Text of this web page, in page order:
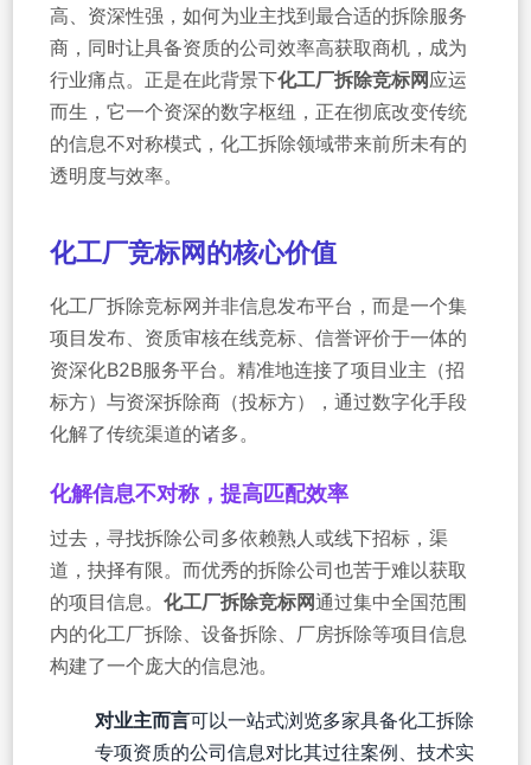
高、资深性强，如何为业主找到最合适的拆除服务
商，同时让具备资质的公司效率高获取商机，成为
行业痛点。正是在此背景下化工厂拆除竞标网应运
而生，它一个资深的数字枢纽，正在彻底改变传统
的信息不对称模式，化工拆除领域带来前所未有的
透明度与效率。
化工厂竞标网的核心价值
化工厂拆除竞标网并非信息发布平台，而是一个集
项目发布、资质审核在线竞标、信誉评价于一体的
资深化B2B服务平台。精准地连接了项目业主（招
标方）与资深拆除商（投标方），通过数字化手段
化解了传统渠道的诸多。
化解信息不对称，提高匹配效率
过去，寻找拆除公司多依赖熟人或线下招标，渠
道，抉择有限。而优秀的拆除公司也苦于难以获取
的项目信息。 化工厂拆除竞标网通过集中全国范围
内的化工厂拆除、设备拆除、厂房拆除等项目信息
构建了一个庞大的信息池。
对业主而言可以一站式浏览多家具备化工拆除
专项资质的公司信息对比其过往案例、技术实